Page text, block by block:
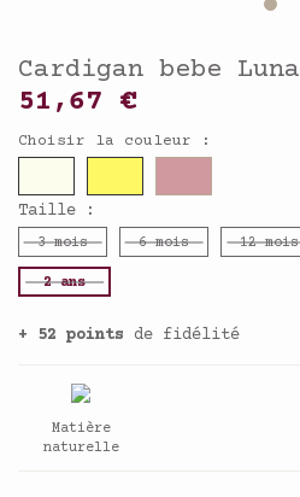
Cardigan bebe Luna
51,67 €
Choisir la couleur :
Taille :
3 mois 6 mois 12 mois
2 ans
+ 52 points de fidélité
Matière
naturelle